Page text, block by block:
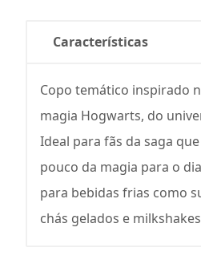
Características
Copo temático inspirado
magia Hogwarts, do
Ideal para fãs da saga
pouco da magia para o
para bebidas frias como
chás gelados e